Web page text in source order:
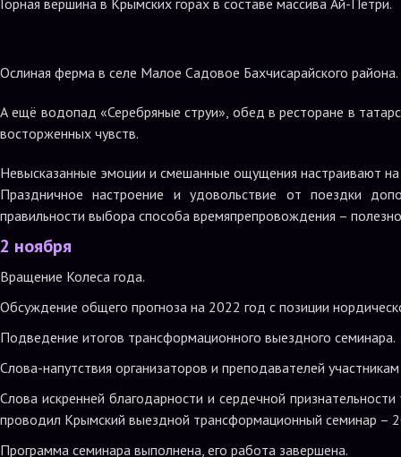
Горная вершина в Крымских горах в составе массива Ай-Петри.
Ослиная ферма в селе Малое Садовое Бахчисарайского района.
А ещё водопад «Серебряные струи», обед в ресторане в
восторженных чувств.
Невысказанные эмоции и смешанные ощущения настраивают
Праздничное настроение и удовольствие от поездки
правильности выбора способа времяпрепровождения –
2 ноября
Вращение Колеса года.
Обсуждение общего прогноза на 2022 год с позиции
Подведение итогов трансформационного выездного семинара.
Слова-напутствия организаторов и преподавателей
Слова искренней благодарности и сердечной
проводил Крымский выездной трансформационный семинар –
Программа семинара выполнена, его работа завершена.